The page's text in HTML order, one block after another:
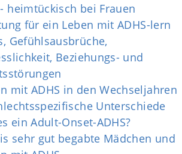
heimtückisch bei Frauen
für ein Leben mit ADHS-lern
Gefühlsausbrüche,
Beziehungs- und
mit ADHS in den Wechseljahren
Unterschiede
ein Adult-Onset-ADHS?
sehr gut begabte Mädchen und